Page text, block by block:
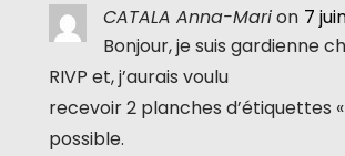
CATALA Anna-Marion 7
Bonjour, je suis gardienne
RIVP et, j’aurais voulu
recevoir 2 planches d’étiquettes «
possible.